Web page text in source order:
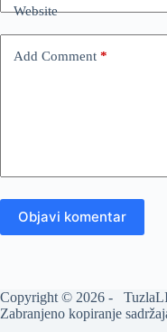
Website
Add Comment *
Objavi komentar
Copyright © 2026 -
Zabranjeno kopiranje